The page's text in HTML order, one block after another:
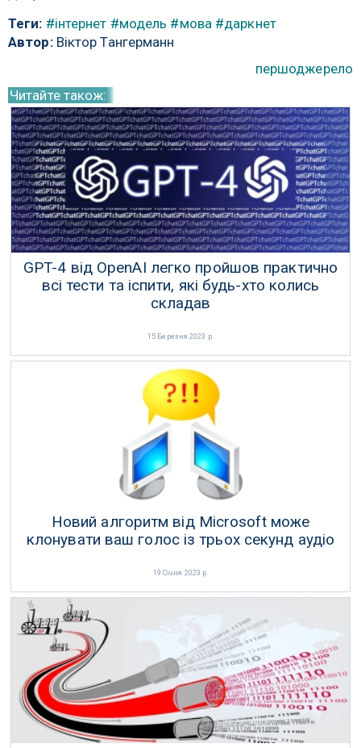
Теги: #інтернет #модель #мова #даркнет
Автор:Віктор Тангерманн
першоджерело
Читайте також:
GPT-4 від OpenAI легко пройшов практично
всі тести та іспити, які будь-хто колись
складав
15 Березня 2023 р.
Новий алгоритм від Microsoft може
клонувати ваш голос із трьох секунд аудіо
19 Січня 2023 р.